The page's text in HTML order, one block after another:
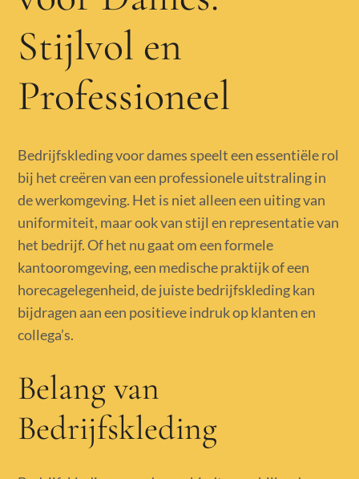
Stijlvol en
Professioneel
Bedrijfskleding voor dames speelt een essentiële rol
bij het creëren van een professionele uitstraling in
de werkomgeving. Het is niet alleen een uiting van
uniformiteit, maar ook van stijl en representatie van
het bedrijf. Of het nu gaat om een formele
kantooromgeving, een medische praktijk of een
horecagelegenheid, de juiste bedrijfskleding kan
bijdragen aan een positieve indruk op klanten en
collega’s.
Belang van
Bedrijfskleding